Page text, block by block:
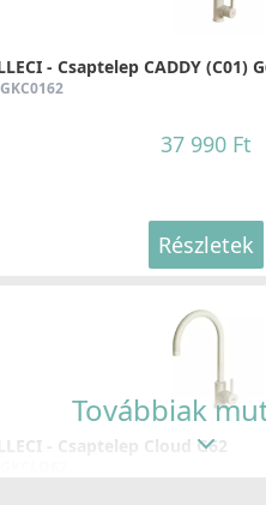
- Csaptelep CADDY (C01)
37 990 Ft
Részletek
- Csaptelep Cloud G62
Továbbiak